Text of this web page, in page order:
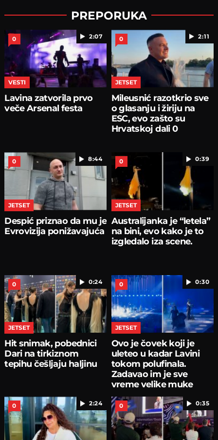
PREPORUKA
2:07
0
VESTI
Lavina zatvorila prvo
veče Arsenal festa
2:11
0
JETSET
Mileusnić razotkrio sve
o glasanju i žiriju na
ESC, evo zašto su
Hrvatskoj dali 0
8:44
0
JETSET
Despić priznao da mu je
Evrovizija ponižavajuća
0:39
0
JETSET
Australijanka je “letela”
na bini, evo kako je to
izgledalo iza scene.
0:24
0
JETSET
Hit snimak, pobednici
Dari na tirkiznom
tepihu češljaju haljinu
0:30
0
JETSET
Ovo je čovek koji je
uleteo u kadar Lavini
tokom polufinala.
Zadavao im je sve
vreme velike muke
2:24
0 0:35
0